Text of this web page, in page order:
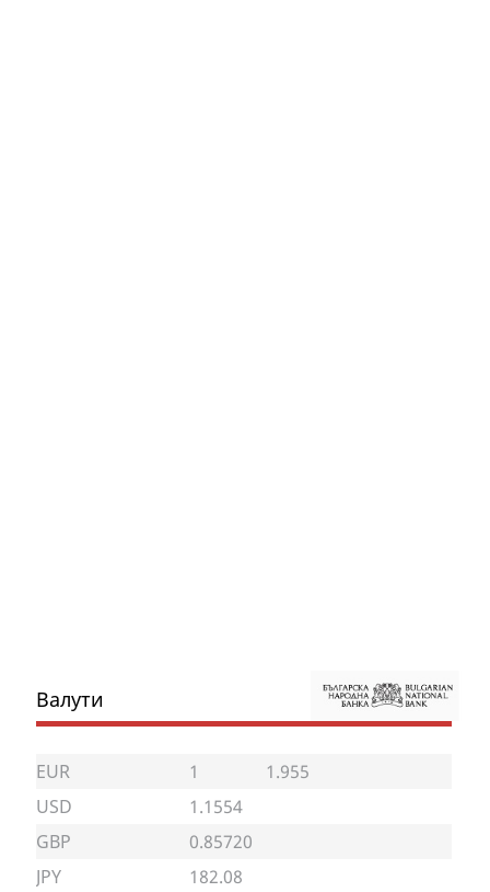
Валути
EUR 1
1.955
USD
1.1554
GBP
0.85720
JPY
182.08